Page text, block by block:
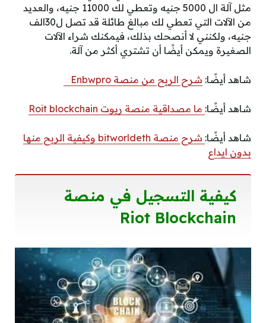
مثل آلة ال 5000 جنيه وتعطي لك 11000 جنيه، والعديد
من الآلات التي تعطي لك مبالغ طائلة قد تصل ل30الف
جنيه، ولكنني لا أنصحك بذلك، فيمكنك شراء الآلات
الصغيرة ويمكن أيضًا أن تشتري أكثر من آلة.
شاهد أيضًا: شرح الربح من منصة Enbwpro
شاهد أيضًا: ما مصداقية منصة ريوت Roit blockchain
شاهد أيضًا:
شرح منصة bitworldeth وكيفية الربح منها
بدون ايداع
كيفية التسجيل في منصة
Riot Blockchain